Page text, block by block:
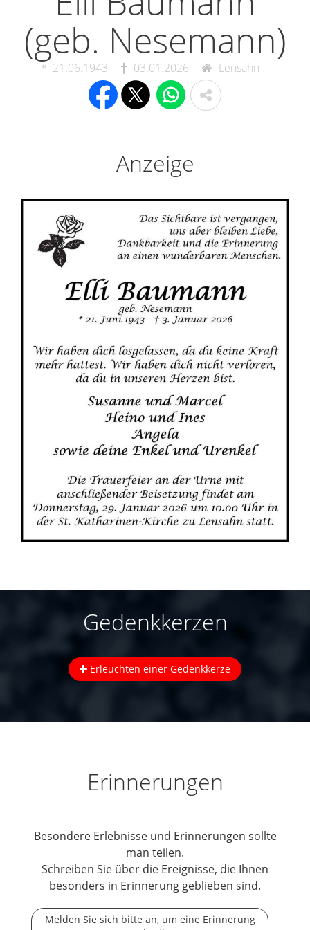
(geb. Nesemann)
21.06.1943 03.01.2026 Lensahn
Anzeige
Gedenkkerzen
Erleuchten einer Gedenkkerze
Erinnerungen
Besondere Erlebnisse und Erinnerungen sollte
man teilen.
Schreiben Sie über die Ereignisse, die Ihnen
besonders in Erinnerung geblieben sind.
Melden Sie sich bitte an, um eine Erinnerung